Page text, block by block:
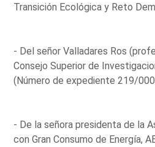
Transición Ecológica y Reto
- Del señor Valladares Ros
Consejo Superior de
(Número de expediente 219/
- De la señora presidenta de la
con Gran Consumo de Energía,